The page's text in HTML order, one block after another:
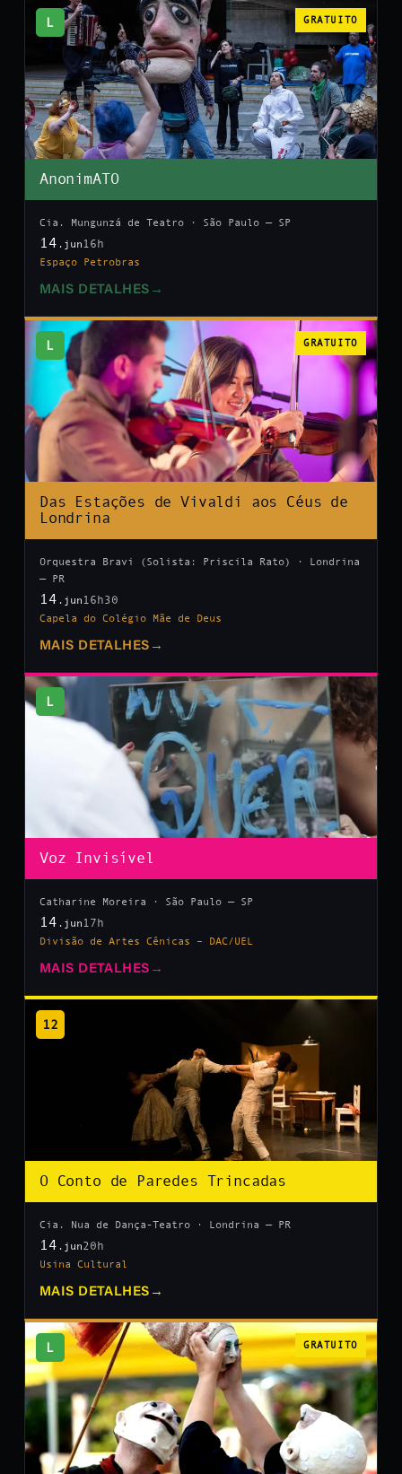
L GRATUITO
AnonimATO
Cia. Mungunzá de Teatro · São Paulo — SP
14 .jun 16h
Espaço Petrobras
MAIS DETALHES →
L GRATUITO
Das Estações de Vivaldi aos Céus de
Londrina
Orquestra Bravi (Solista: Priscila Rato) · Londrina
— PR
14 .jun 16h30
Capela do Colégio Mãe de Deus
MAIS DETALHES →
L
Voz Invisível
Catharine Moreira · São Paulo — SP
14 .jun 17h
Divisão de Artes Cênicas – DAC/UEL
MAIS DETALHES →
12
O Conto de Paredes Trincadas
Cia. Nua de Dança-Teatro · Londrina — PR
14 .jun20h
Usina Cultural
MAIS DETALHES →
L GRATUITO